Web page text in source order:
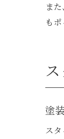
ま
も
塗
ス